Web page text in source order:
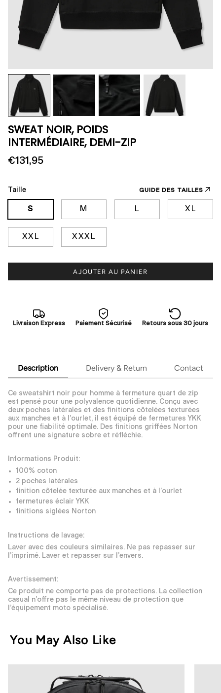
SWEAT NOIR, POIDS
INTERMÉDIAIRE, DEMI-ZIP
€131,95
Taille GUIDE DES TAILLES
S M L XL
XXL XXXL
AJOUTER AU PANIER
Livraison Express Paiement Sécurisé Retours sous 30 jours
Description Delivery & Return Contact
Ce sweatshirt noir pour homme à fermeture quart de zip
est pensé pour une polyvalence quotidienne. Conçu avec
deux poches latérales et des finitions côtelées texturées
aux manches et à l’ourlet, il est équipé de fermetures YKK
pour une fiabilité optimale. Des finitions griffées Norton
offrent une signature sobre et réfléchie.
Informations Produit:
100% coton
2 poches latérales
finition côtelée texturée aux manches et à l’ourlet
fermetures éclair YKK
finitions siglées Norton
Instructions de lavage:
Laver avec des couleurs similaires. Ne pas repasser sur
l’imprimé. Laver et repasser sur l’envers.
Avertissement:
Ce produit ne comporte pas de protections. La collection
casual n’offre pas le même niveau de protection que
l’équipement moto spécialisé.
You May Also Like